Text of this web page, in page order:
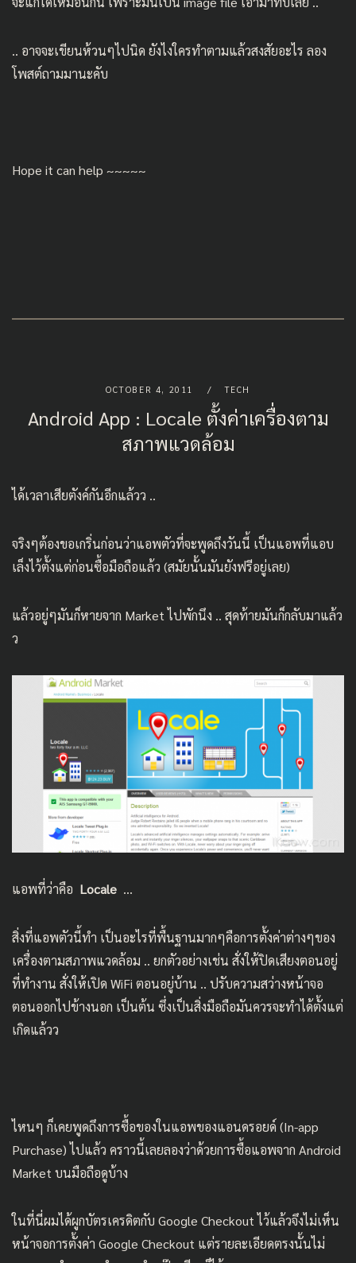
.. อาจจะเขียนห้วนๆไปนิด ยังไงใครทำตามแล้วสงสัยอะไร ลอง
โพสต์ถามมานะคับ
Hope it can help ~~~~~
OCTOBER 4, 2011 TECH
Android App : Locale ตั้งค่าเครื่องตาม
สภาพแวดล้อม
ได้เวลาเสียตังค์กันอีกแล้วว ..
จริงๆต้องขอเกริ่นก่อนว่าแอพตัวที่จะพูดถึงวันนี้ เป็นแอพที่แอบ
เล็งไว้ตั้งแต่ก่อนซื้อมือถือแล้ว (สมัยนั้นมันยังฟรีอยู่เลย)
แล้วอยู่ๆมันก็หายจาก Market ไปพักนึง .. สุดท้ายมันก็กลับมาแล้ว
ว
แอพที่ว่าคือ Locale …
สิ่งที่แอพตัวนี้ทำ เป็นอะไรที่พื้นฐานมากๆคือการตั้งค่าต่างๆของ
เครื่องตามสภาพแวดล้อม .. ยกตัวอย่างเช่น สั่งให้ปิดเสียงตอนอยู่
ที่ทำงาน สั่งให้เปิด WiFi ตอนอยู่บ้าน .. ปรับความสว่างหน้าจอ
ตอนออกไปข้างนอก เป็นต้น ซึ่งเป็นสิ่งมือถือมันควรจะทำได้ตั้งแต่
เกิดแล้วว
ไหนๆ ก็เคยพูดถึงการซื้อของในแอพของแอนดรอยด์ (In-app
Purchase)ไปแล้ว คราวนี้เลยลองว่าด้วยการซื้อแอพจาก Android
Market บนมือถือดูบ้าง
ในที่นี่ผมได้ผูกบัตรเครดิตกับ Google Checkout ไว้แล้วจึงไม่เห็น
หน้าจอการตั้งค่า Google Checkout แต่รายละเอียดตรงนั้นไม่